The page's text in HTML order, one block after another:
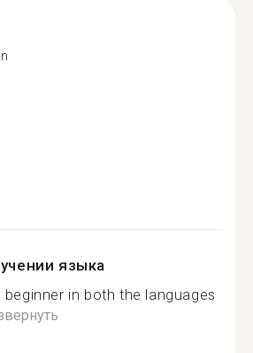
языка
in both the languages